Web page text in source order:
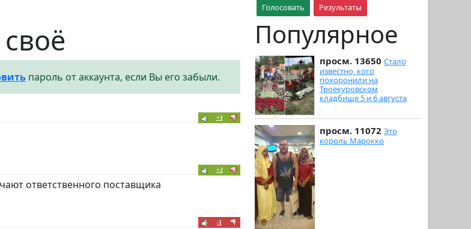
Голосовать Результаты
Популярное
просм. 13650 Стало
известно, кого
похоронили на
Троекуровском
кладбище 5 и 6 августа
просм. 11072 Это
король Марокко
пароль от аккаунта, если Вы его забыли.
+1
+2
ответственного поставщика
-1